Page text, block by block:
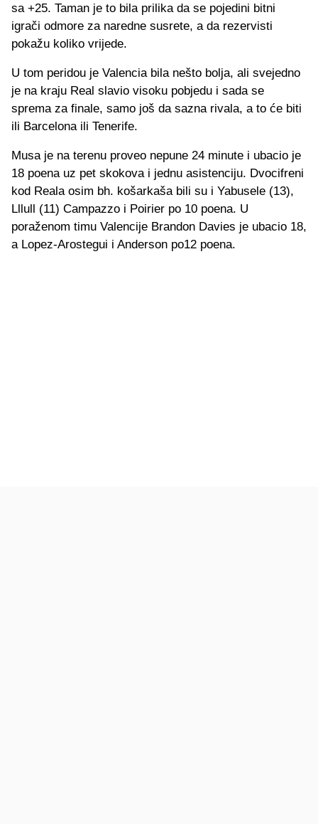
sa +25. Taman je to bila prilika da se pojedini bitni
igrači odmore za naredne susrete, a da rezervisti
pokažu koliko vrijede.
U tom peridou je Valencia bila nešto bolja, ali svejedno
je na kraju Real slavio visoku pobjedu i sada se
sprema za finale, samo još da sazna rivala, a to će biti
ili Barcelona ili Tenerife.
Musa je na terenu proveo nepune 24 minute i ubacio je
18 poena uz pet skokova i jednu asistenciju. Dvocifreni
kod Reala osim bh. košarkaša bili su i Yabusele (13),
Lllull (11) Campazzo i Poirier po 10 poena. U
poraženom timu Valencije Brandon Davies je ubacio 18,
a Lopez-Arostegui i Anderson po12 poena.